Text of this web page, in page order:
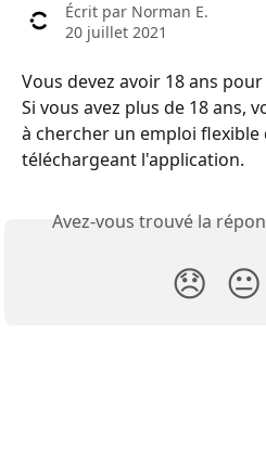
Écrit par Norman E.
20 juillet 2021
Vous devez avoir 18 ans
Si vous avez plus de 18 ans,
à chercher un emploi
téléchargeant l'application.
Avez-vous trouvé la
😞 😐